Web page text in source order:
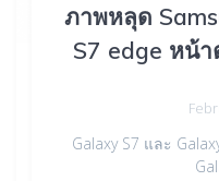
ภาพหลุด
S7 edge หน้
Galaxy S7 และ